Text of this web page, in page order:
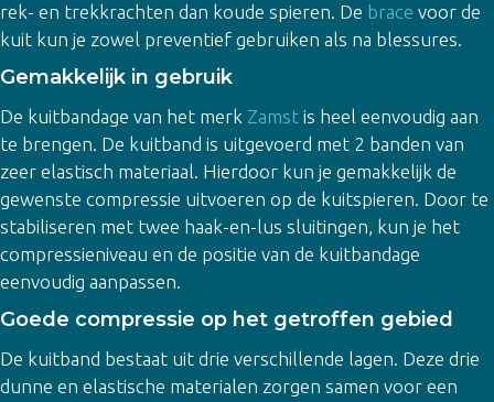
rek- en trekkrachten dan koude spieren. De brace voor de
kuit kun je zowel preventief gebruiken als na blessures.
Gemakkelijk in gebruik
De kuitbandage van het merk Zamst is heel eenvoudig aan
te brengen. De kuitband is uitgevoerd met 2 banden van
zeer elastisch materiaal. Hierdoor kun je gemakkelijk de
gewenste compressie uitvoeren op de kuitspieren. Door te
stabiliseren met twee haak-en-lus sluitingen, kun je het
compressieniveau en de positie van de kuitbandage
eenvoudig aanpassen.
Goede compressie op het getroffen gebied
De kuitband bestaat uit drie verschillende lagen. Deze drie
dunne en elastische materialen zorgen samen voor een